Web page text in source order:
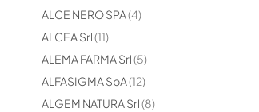
ALCE NERO SPA 4
elementi
ALCEA Srl 11
elementi
ALEMA FARMA Srl 5
elementi
ALFASIGMA SpA 12
elementi
ALGEM NATURA Srl 8
elementi